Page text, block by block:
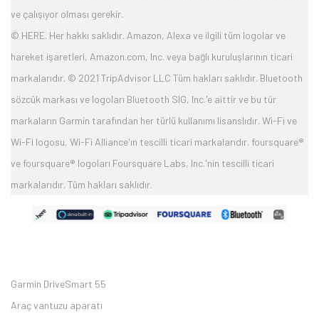
ve çalışıyor olması gerekir.
© HERE. Her hakkı saklıdır. Amazon, Alexa ve ilgili tüm logolar ve
hareket işaretleri, Amazon.com, Inc. veya bağlı kuruluşlarının ticari
markalarıdır. © 2021 TripAdvisor LLC Tüm hakları saklıdır. Bluetooth
sözcük markası ve logoları Bluetooth SIG, Inc.'e aittir ve bu tür
markaların Garmin tarafından her türlü kullanımı lisanslıdır. Wi-Fi ve
Wi-Fi logosu, Wi-Fi Alliance'ın tescilli ticari markalarıdır. foursquare®
ve foursquare® logoları Foursquare Labs, Inc.'nin tescilli ticari
markalarıdır. Tüm hakları saklıdır.
Garmin DriveSmart 55
Araç vantuzu aparatı